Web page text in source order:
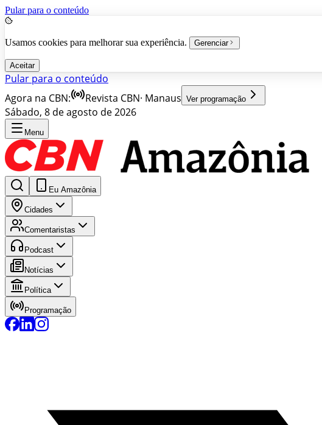
Pular para o conteúdo
Usamos cookies para melhorar sua experiência. Gerenciar
Aceitar
Pular para o conteúdo
Agora na CBN:
Revista CBN· Manaus Ver programação
Sábado, 8 de agosto de 2026
Menu
Eu Amazônia
Cidades
Comentaristas
Podcast
Notícias
Política
Programação